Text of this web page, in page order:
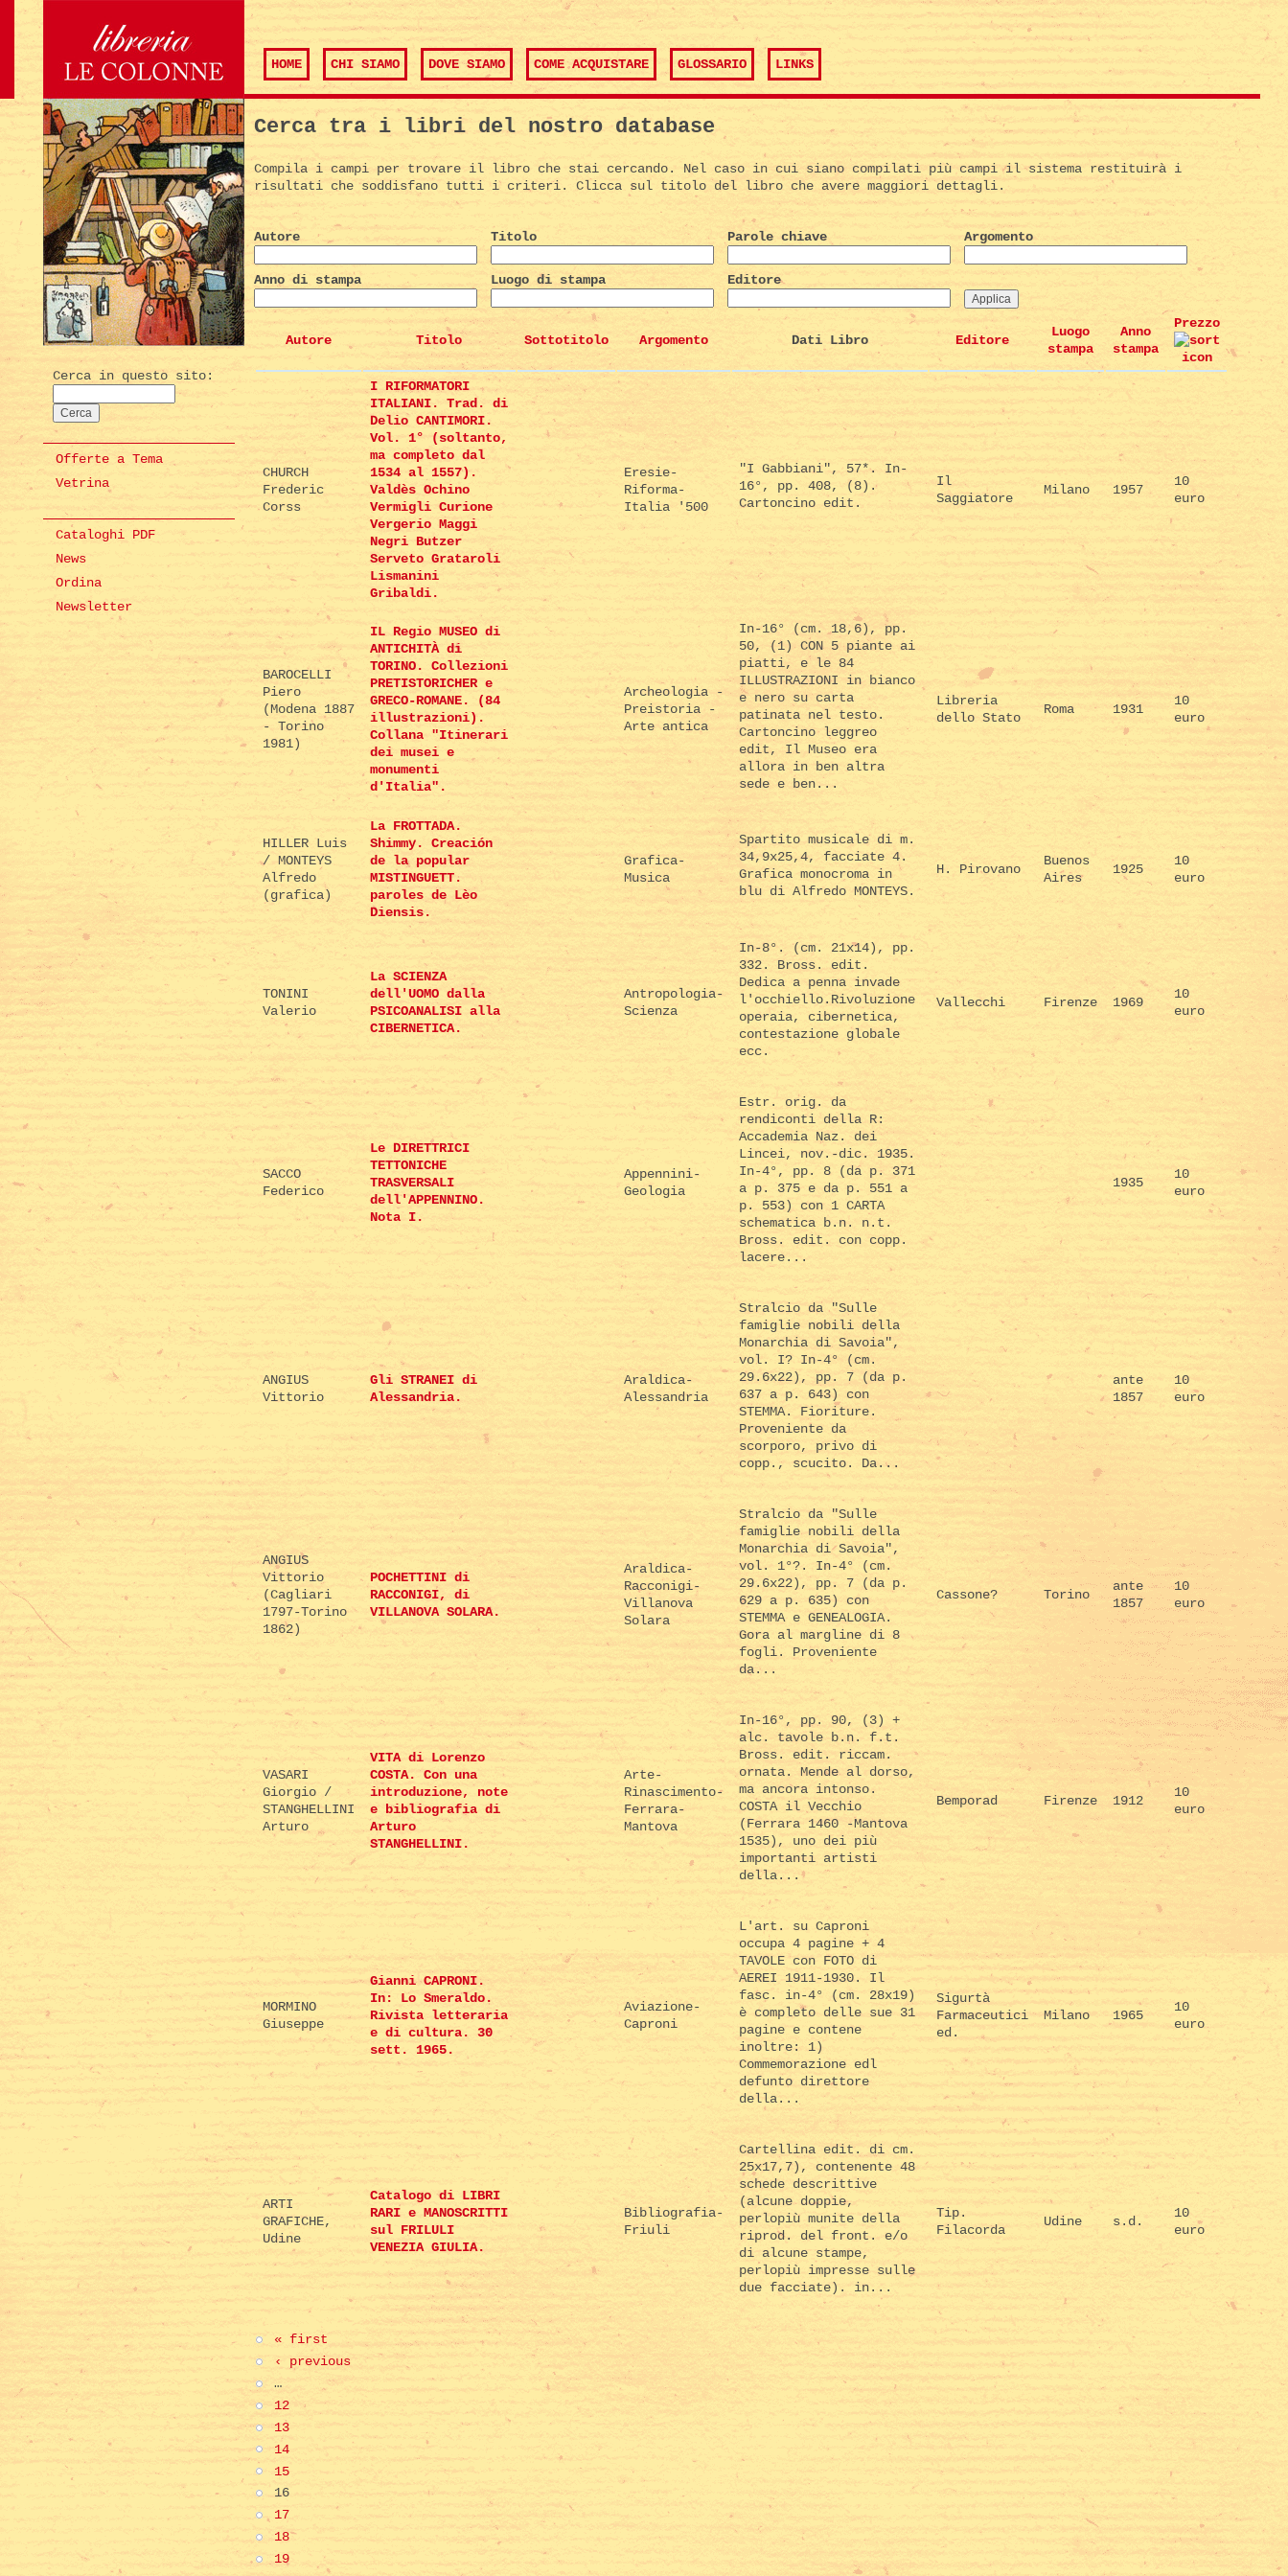
HOME CHI SIAMO DOVE SIAMO COME ACQUISTARE GLOSSARIO LINKS
Cerca in questo sito:
Offerte a Tema
Vetrina
Cataloghi PDF
News
Ordina
Newsletter
Cerca tra i libri del nostro database
Compila i campi per trovare il libro che stai cercando. Nel caso in cui siano compilati più campi il sistema restituirà i
risultati che soddisfano tutti i criteri. Clicca sul titolo del libro che avere maggiori dettagli.
Autore Titolo Parole chiave Argomento
Anno di stampa Luogo di stampa Editore
Autore Titolo Sottotitolo Argomento Dati Libro Editore
Luogo
stampa
Anno
stampa
Prezzo
CHURCH
Frederic
Corss
I RIFORMATORI
ITALIANI. Trad. di
Delio CANTIMORI.
Vol. 1° (soltanto,
ma completo dal
1534 al 1557).
Valdès Ochino
Vermigli Curione
Vergerio Maggi
Negri Butzer
Serveto Grataroli
Lismanini
Gribaldi.
Eresie-
Riforma-
Italia '500
"I Gabbiani", 57*. In-
16°, pp. 408, (8).
Cartoncino edit.
Il
Saggiatore
Milano 1957
10
euro
BAROCELLI
Piero
(Modena 1887
- Torino
1981)
IL Regio MUSEO di
ANTICHITÀ di
TORINO. Collezioni
PRETISTORICHER e
GRECO-ROMANE. (84
illustrazioni).
Collana "Itinerari
dei musei e
monumenti
d'Italia".
Archeologia -
Preistoria -
Arte antica
In-16° (cm. 18,6), pp.
50, (1) CON 5 piante ai
piatti, e le 84
ILLUSTRAZIONI in bianco
e nero su carta
patinata nel testo.
Cartoncino leggreo
edit, Il Museo era
allora in ben altra
sede e ben...
Libreria
dello Stato
Roma 1931
10
euro
HILLER Luis
/ MONTEYS
Alfredo
(grafica)
La FROTTADA.
Shimmy. Creación
de la popular
MISTINGUETT.
paroles de Lèo
Diensis.
Grafica-
Musica
Spartito musicale di m.
34,9x25,4, facciate 4.
Grafica monocroma in
blu di Alfredo MONTEYS.
H. Pirovano
Buenos
Aires
1925
10
euro
TONINI
Valerio
La SCIENZA
dell'UOMO dalla
PSICOANALISI alla
CIBERNETICA.
Antropologia-
Scienza
In-8°. (cm. 21x14), pp.
332. Bross. edit.
Dedica a penna invade
l'occhiello.Rivoluzione
operaia, cibernetica,
contestazione globale
ecc.
Vallecchi Firenze 1969
10
euro
SACCO
Federico
Le DIRETTRICI
TETTONICHE
TRASVERSALI
dell'APPENNINO.
Nota I.
Appennini-
Geologia
Estr. orig. da
rendiconti della R:
Accademia Naz. dei
Lincei, nov.-dic. 1935.
In-4°, pp. 8 (da p. 371
a p. 375 e da p. 551 a
p. 553) con 1 CARTA
schematica b.n. n.t.
Bross. edit. con copp.
lacere...
1935
10
euro
ANGIUS
Vittorio
Gli STRANEI di
Alessandria.
Araldica-
Alessandria
Stralcio da "Sulle
famiglie nobili della
Monarchia di Savoia",
vol. I? In-4° (cm.
29.6x22), pp. 7 (da p.
637 a p. 643) con
STEMMA. Fioriture.
Proveniente da
scorporo, privo di
copp., scucito. Da...
ante
1857
10
euro
ANGIUS
Vittorio
(Cagliari
1797-Torino
1862)
POCHETTINI di
RACCONIGI, di
VILLANOVA SOLARA.
Araldica-
Racconigi-
Villanova
Solara
Stralcio da "Sulle
famiglie nobili della
Monarchia di Savoia",
vol. 1°?. In-4° (cm.
29.6x22), pp. 7 (da p.
629 a p. 635) con
STEMMA e GENEALOGIA.
Gora al margline di 8
fogli. Proveniente
da...
Cassone? Torino
ante
1857
10
euro
VASARI
Giorgio /
STANGHELLINI
Arturo
VITA di Lorenzo
COSTA. Con una
introduzione, note
e bibliografia di
Arturo
STANGHELLINI.
Arte-
Rinascimento-
Ferrara-
Mantova
In-16°, pp. 90, (3) +
alc. tavole b.n. f.t.
Bross. edit. riccam.
ornata. Mende al dorso,
ma ancora intonso.
COSTA il Vecchio
(Ferrara 1460 -Mantova
1535), uno dei più
importanti artisti
della...
Bemporad Firenze 1912
10
euro
MORMINO
Giuseppe
Gianni CAPRONI.
In: Lo Smeraldo.
Rivista letteraria
e di cultura. 30
sett. 1965.
Aviazione-
Caproni
L'art. su Caproni
occupa 4 pagine + 4
TAVOLE con FOTO di
AEREI 1911-1930. Il
fasc. in-4° (cm. 28x19)
è completo delle sue 31
pagine e contene
inoltre: 1)
Commemorazione edl
defunto direttore
della...
Sigurtà
Farmaceutici
ed.
Milano 1965
10
euro
ARTI
GRAFICHE,
Udine
Catalogo di LIBRI
RARI e MANOSCRITTI
sul FRILULI
VENEZIA GIULIA.
Bibliografia-
Friuli
Cartellina edit. di cm.
25x17,7), contenente 48
schede descrittive
(alcune doppie,
perlopiù munite della
riprod. del front. e/o
di alcune stampe,
perlopiù impresse sulle
due facciate). in...
Tip.
Filacorda
Udine s.d.
10
euro
« first
‹ previous
…
12
13
14
15
16
17
18
19